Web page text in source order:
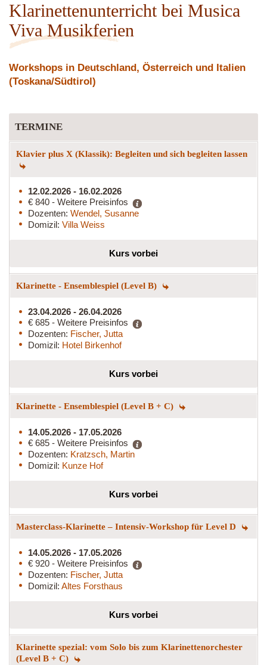
Klarinettenunterricht bei Musica
Viva Musikferien
Workshops in Deutschland, Österreich und Italien
(Toskana/Südtirol)
TERMINE
Klavier plus X (Klassik): Begleiten und sich begleiten lassen
12.02.2026 - 16.02.2026
€ 840 - Weitere Preisinfos
Dozenten: Wendel, Susanne
Domizil: Villa Weiss
Kurs vorbei
Klarinette - Ensemblespiel (Level B)
23.04.2026 - 26.04.2026
€ 685 - Weitere Preisinfos
Dozenten: Fischer, Jutta
Domizil: Hotel Birkenhof
Kurs vorbei
Klarinette - Ensemblespiel (Level B + C)
14.05.2026 - 17.05.2026
€ 685 - Weitere Preisinfos
Dozenten: Kratzsch, Martin
Domizil: Kunze Hof
Kurs vorbei
Masterclass-Klarinette – Intensiv-Workshop für Level D
14.05.2026 - 17.05.2026
€ 920 - Weitere Preisinfos
Dozenten: Fischer, Jutta
Domizil: Altes Forsthaus
Kurs vorbei
Klarinette spezial: vom Solo bis zum Klarinettenorchester
(Level B + C)